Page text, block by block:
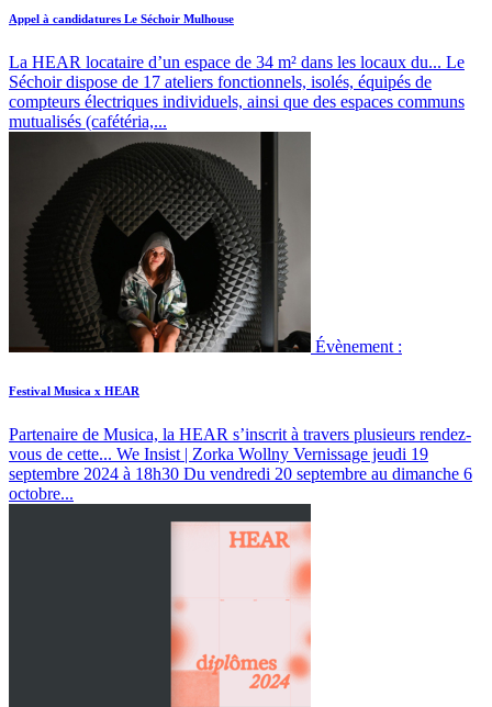
Appel à candidatures Le Séchoir Mulhouse
La HEAR locataire d’un espace de 34 m² dans les locaux du... Le
Séchoir dispose de 17 ateliers fonctionnels, isolés, équipés de
compteurs électriques individuels, ainsi que des espaces communs
mutualisés (cafétéria,...
Évènement :
Festival Musica x HEAR
Partenaire de Musica, la HEAR s’inscrit à travers plusieurs rendez-
vous de cette... We Insist | Zorka Wollny Vernissage jeudi 19
septembre 2024 à 18h30 Du vendredi 20 septembre au dimanche 6
octobre...